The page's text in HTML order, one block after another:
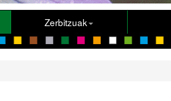
Zerbitzuak